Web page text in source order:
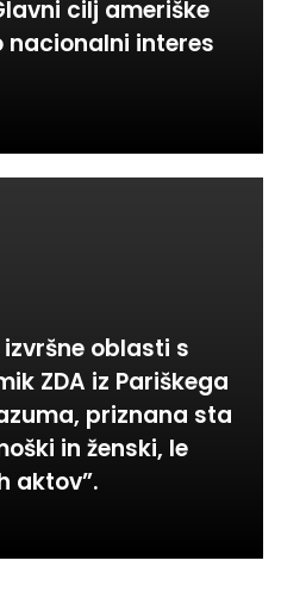
cilj ameriške
nacionalni interes
oblasti s
ZDA iz Pariškega
priznana sta
in ženski, le
aktov”.